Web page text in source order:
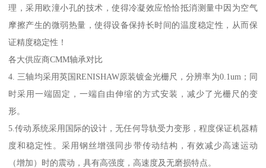
理，采用欧潼小孔的技术，使得冷凝效应恰恰抵消测量中因为空气
摩擦产生的微弱热量，使得设备保持长时间的温度稳定性，从而保
证精度稳定性！
各大供应商CMM轴承对比
4. 三轴均采用英国RENISHAW原装镀金光栅尺，分辨率为0.1um；同
时采用一端固定，一端自由伸缩的方式安装，减少了光栅尺的变
形。
5.传动系统采用国际的设计，无任何导轨受力变形，程度保证机器精
度和稳定性。采用钢丝增强同步带传动结构，有效减少高速运动
（增加）时的震动，具有高强度，高速度及无磨损特点。